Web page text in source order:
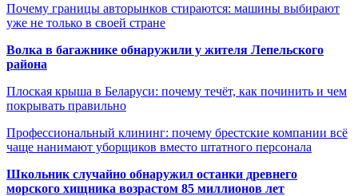
Почему границы авторынков стираются: машины выбирают
уже не только в своей стране
Волка в багажнике обнаружили у жителя Лепельского
района
Плоская крыша в Беларуси: почему течёт, как починить и чем
покрывать правильно
Профессиональный клининг: почему брестские компании всё
чаще нанимают уборщиков вместо штатного персонала
Школьник случайно обнаружил останки древнего
морского хищника возрастом 85 миллионов лет